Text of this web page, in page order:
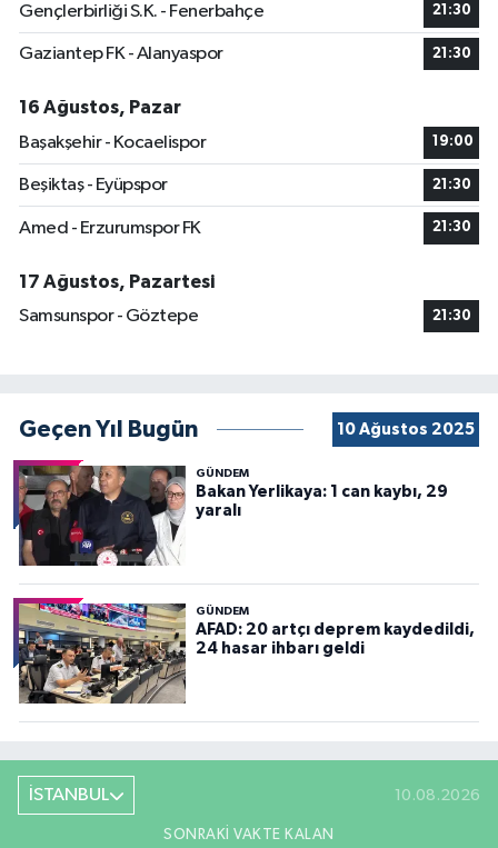
Gençlerbirliği S.K. - Fenerbahçe 21:30
Gaziantep FK - Alanyaspor 21:30
16 Ağustos, Pazar
Başakşehir - Kocaelispor
19:00
Beşiktaş - Eyüpspor 21:30
Amed - Erzurumspor FK 21:30
17 Ağustos, Pazartesi
Samsunspor - Göztepe
21:30
Geçen Yıl Bugün 10 Ağustos 2025
GÜNDEM
Bakan Yerlikaya: 1 can kaybı, 29
yaralı
GÜNDEM
AFAD: 20 artçı deprem kaydedildi,
24 hasar ihbarı geldi
İSTANBUL 10.08.2026
SONRAKI VAKTE KALAN